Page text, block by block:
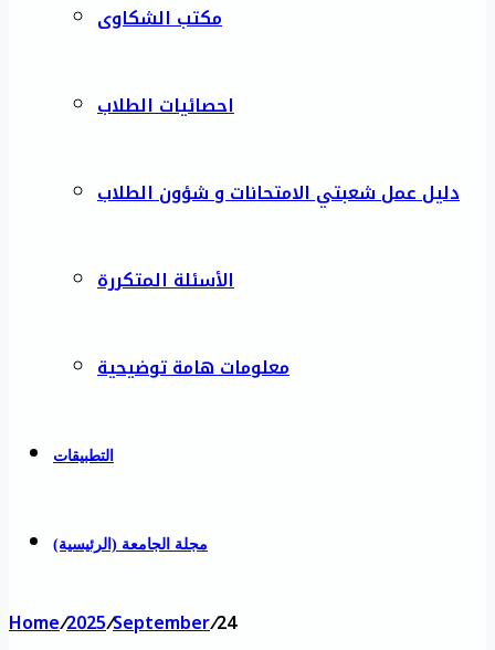
مكتب الشكاوى
احصائيات الطلاب
دليل عمل شعبتي الامتحانات و شؤون الطلاب
الأسئلة المتكررة
معلومات هامة توضيحية
التطبيقات
مجلة الجامعة (الرئيسية)
Home/2025/September/24